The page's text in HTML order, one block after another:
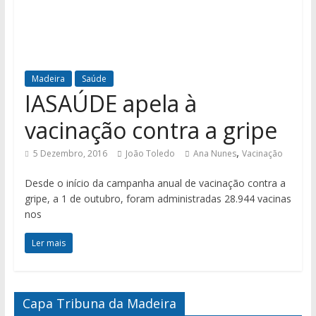
Madeira Saúde
IASAÚDE apela à
vacinação contra a gripe
5 Dezembro, 2016 João Toledo Ana Nunes, Vacinação
Desde o início da campanha anual de vacinação contra a
gripe, a 1 de outubro, foram administradas 28.944 vacinas
nos
Ler mais
Capa Tribuna da Madeira